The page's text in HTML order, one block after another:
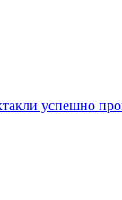
успешно